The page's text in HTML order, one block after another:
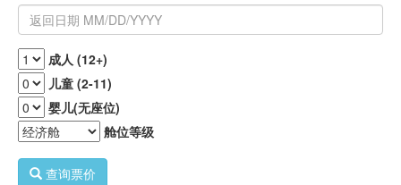
成人 (12+)
儿童 (2-11)
婴儿(无座位)
舱位等级
查询票价